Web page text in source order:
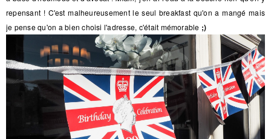
repensant ! C'est malheureusement le seul breakfast qu'on a mangé mais
je pense qu'on a bien choisi l'adresse, c'était mémorable ;)